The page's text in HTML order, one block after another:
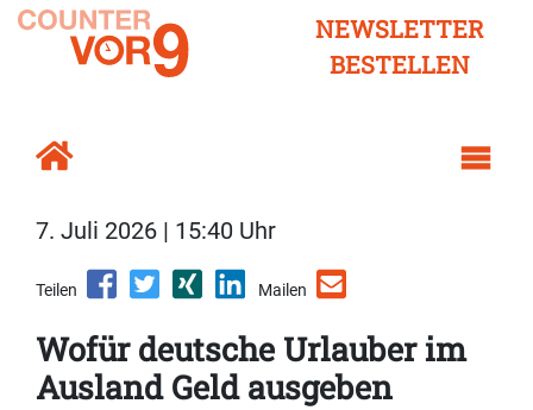
NEWSLETTER
BESTELLEN
7. Juli 2026 | 15:40 Uhr
Teilen Mailen
Wofür deutsche Urlauber im
Ausland Geld ausgeben